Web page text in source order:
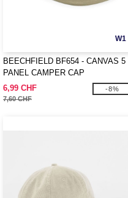
W1
BEECHFIELD BF654 - CANVAS 5
PANEL CAMPER CAP
6,99 CHF
7,60 CHF
-8%